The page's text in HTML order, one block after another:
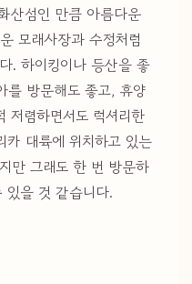
산섬인 만큼 아름다운
모래사장과 수정처럼
. 하이킹이나 등산을 좋
를 방문해도 좋고, 휴양
저렴하면서도 럭셔리한
카 대륙에 위치하고 있는
만 그래도 한 번 방문하
있을 것 같습니다.